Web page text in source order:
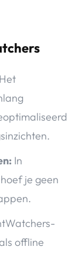
Het
In
je geen
offline